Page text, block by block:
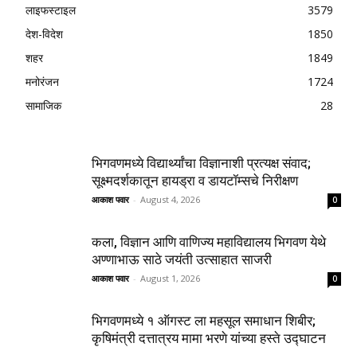
लाइफस्टाइल
3579
देश-विदेश
1850
शहर
1849
मनोरंजन
1724
सामाजिक
28
भिगवणमध्ये विद्यार्थ्यांचा विज्ञानाशी प्रत्यक्ष संवाद;
सूक्ष्मदर्शकातून हायड्रा व डायटॉम्सचे निरीक्षण
आकाश पवार - August 4, 2026 0
कला, विज्ञान आणि वाणिज्य महाविद्यालय भिगवण येथे
अण्णाभाऊ साठे जयंती उत्साहात साजरी
आकाश पवार - August 1, 2026 0
भिगवणमध्ये १ ऑगस्ट ला महसूल समाधान शिबीर;
कृषिमंत्री दत्तात्रय मामा भरणे यांच्या हस्ते उद्घाटन